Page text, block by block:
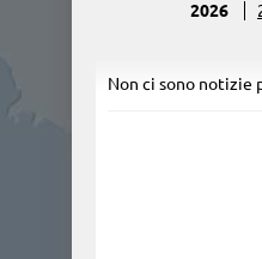
2026
Non ci sono notizie